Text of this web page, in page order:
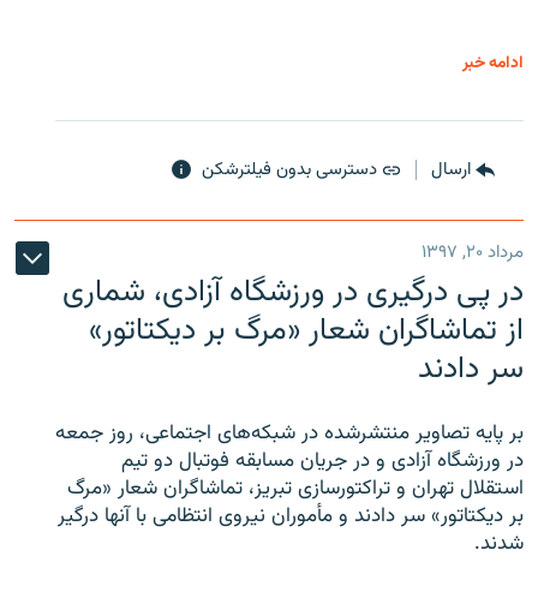
ادامه خبر
ارسال دسترسی بدون فیلترشکن
مرداد ۲۰, ۱۳۹۷
در پی درگیری در ورزشگاه آزادی، شماری
از تماشاگران شعار «مرگ بر دیکتاتور»
سر دادند
بر پایه تصاویر منتشرشده در شبکه‌های اجتماعی، روز جمعه
در ورزشگاه آزادی و در جریان مسابقه فوتبال دو تیم
استقلال تهران و تراکتورسازی تبریز، تماشاگران شعار «مرگ
بر دیکتاتور» سر دادند و مأموران نیروی انتظامی با آنها درگیر
شدند.